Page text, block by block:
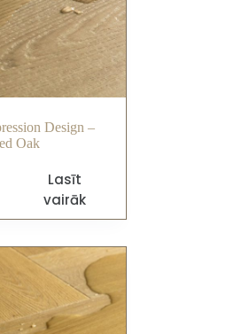
Design –
Oak
Lasīt
vairāk